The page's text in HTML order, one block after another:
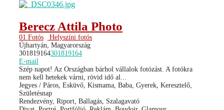
Berecz Attila Photo
01 Fotós
Helyszíni fotós
Újhartyán, Magyarország
301819164301819164
E-mail
Szép napot! Az Országban bárhol vállalok fotózást. A fotókra
nem kell hetekek várni, rövid idő al...
Jegyes / Páros, Esküvő, Kismama, Baba, Gyerek, Keresztelő,
Születésnap
Rendezvény, Riport, Ballagás, Szalagavató